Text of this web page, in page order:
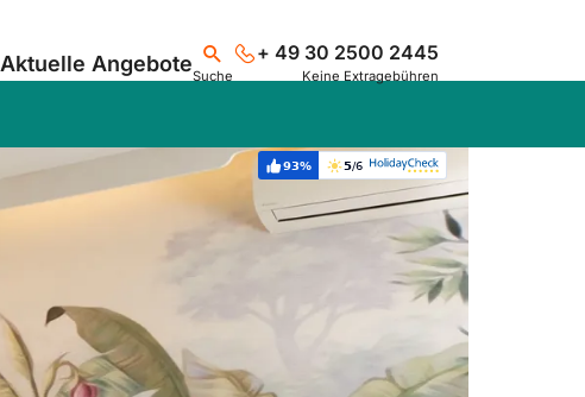
Aktuelle AngeboteSuche
+ 49 30 2500 2445
Keine Extragebühren
Suchen
Weiterempfehlung:
93% Bewertung:
5/6